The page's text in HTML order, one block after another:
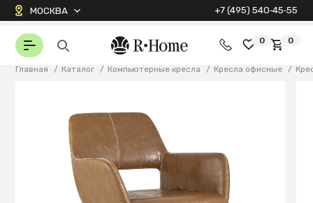
МОСКВА +7 (495) 540‑45‑55
0 0
Главная / Каталог / Компьютерные кресла / Кресла офисные /